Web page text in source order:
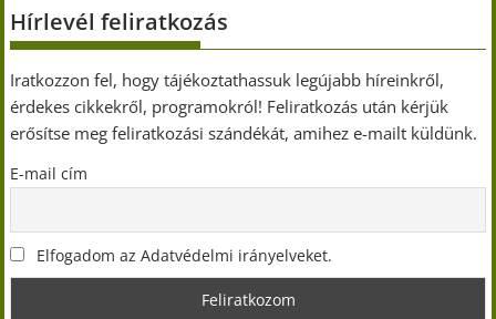
Hírlevél feliratkozás
Iratkozzon fel, hogy tájékoztathassuk legújabb híreinkről,
érdekes cikkekről, programokról! Feliratkozás után kérjük
erősítse meg feliratkozási szándékát, amihez e-mailt küldünk.
E-mail cím
Elfogadom az Adatvédelmi irányelveket.